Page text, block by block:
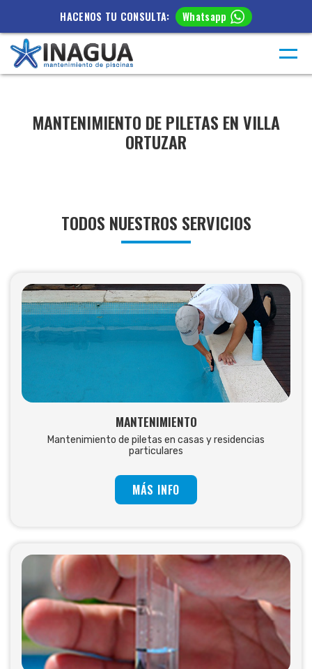
HACENOS TU CONSULTA: Whatsapp
MANTENIMIENTO DE PILETAS EN VILLA
ORTUZAR
TODOS NUESTROS SERVICIOS
MANTENIMIENTO
Mantenimiento de piletas en casas y residencias
particulares
MÁS INFO